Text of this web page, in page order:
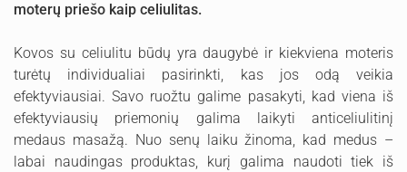
moterų priešo kaip celiulitas.
Kovos su celiulitu būdų yra daugybė ir kiekviena moteris
turėtų individualiai pasirinkti, kas jos odą veikia
efektyviausiai. Savo ruožtu galime pasakyti, kad viena iš
efektyviausių priemonių galima laikyti anticeliulitinį
medaus masažą. Nuo senų laiku žinoma, kad medus –
labai naudingas produktas, kurį galima naudoti tiek iš